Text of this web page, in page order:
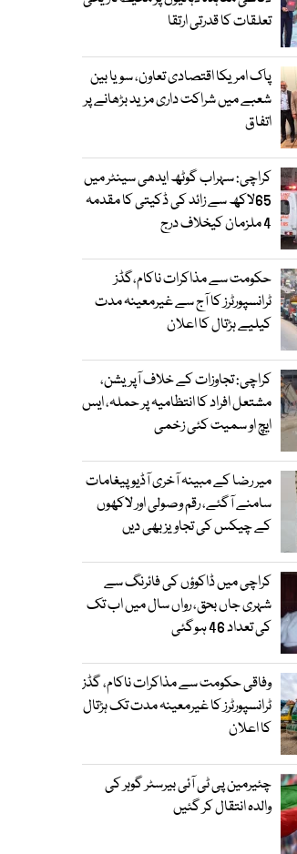
تعلقات کا قدرتی ارتقا
پاک امریکا اقتصادی تعاون، سویا بین
شعبے میں شراکت داری مزید بڑھانے پر
اتفاق
کراچی: سہراب گوٹھ ایدھی سینٹر میں
65لاکھ سے زائد کی ڈکیتی کا مقدمہ
4 ملزمان کیخلاف درج
حکومت سے مذاکرات ناکام،گڈز
ٹرانسپورٹرز کا آج سے غیرمعینہ مدت
کیلیے ہڑتال کا اعلان
کراچی: تجاوزات کے خلاف آپریشن،
مشتعل افراد کا انتظامیہ پر حملہ، ایس
ایچ او سمیت کئی زخمی
میر رضا کے مبینہ آخری آڈیو پیغامات
سامنے آگئے، رقم وصولی اور لاکھوں
کے چیکس کی تجاویز بھی دیں
کراچی میں ڈاکوؤں کی فائرنگ سے
شہری جاں بحق، رواں سال میں اب تک
کی تعداد 46 ہوگئی
وفاقی حکومت سے مذاکرات ناکام، گڈز
ٹرانسپورٹرز کا غیرمعینہ مدت تک ہڑتال
کا اعلان
چئیرمین پی ٹی آئی بیرسٹر گوہر کی
والدہ انتقال کر گئیں